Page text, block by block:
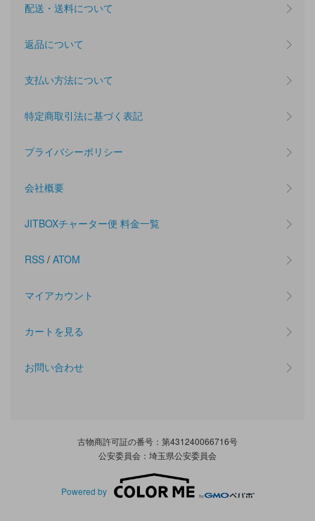
配送・送料について
返品について
支払い方法について
特定商取引法に基づく表記
プライバシーポリシー
会社概要
JITBOXチャーター便 料金一覧
RSS / ATOM
マイアカウント
カートを見る
お問い合わせ
古物商許可証の番号：第431240066716号
公安委員会：埼玉県公安委員会
Powered by